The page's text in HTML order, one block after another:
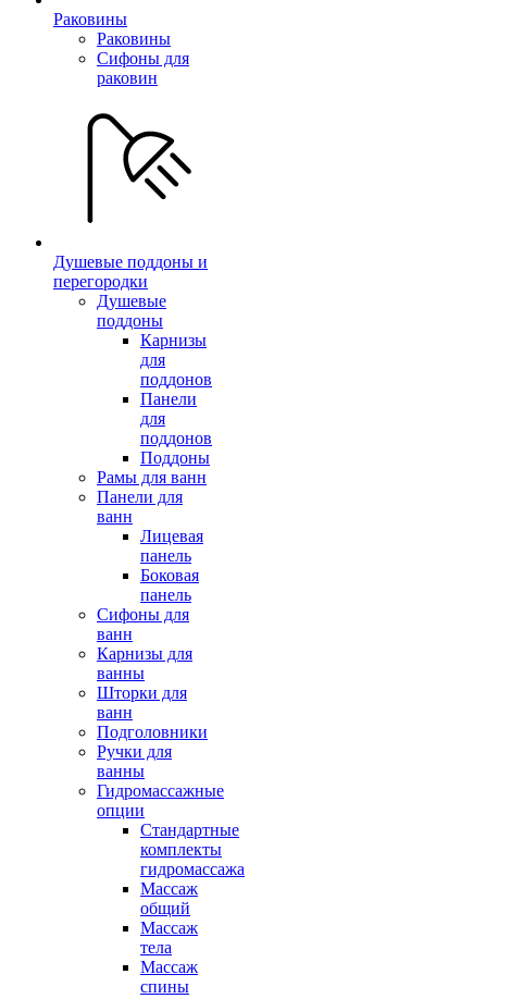
Раковины
Раковины
Сифоны для
раковин
Душевые поддоны и
перегородки
Душевые
поддоны
Карнизы
для
поддонов
Панели
для
поддонов
Поддоны
Рамы для ванн
Панели для
ванн
Лицевая
панель
Боковая
панель
Сифоны для
ванн
Карнизы для
ванны
Шторки для
ванн
Подголовники
Ручки для
ванны
Гидромассажные
опции
Стандартные
комплекты
гидромассажа
Массаж
общий
Массаж
тела
Массаж
спины